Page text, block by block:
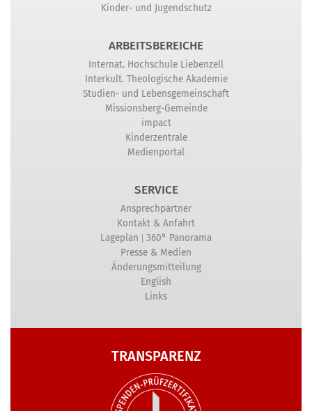
Kinder- und Jugendschutz
ARBEITSBEREICHE
Internat. Hochschule Liebenzell
Interkult. Theologische Akademie
Studien- und Lebensgemeinschaft
Missionsberg-Gemeinde
impact
Kinderzentrale
Medienportal
SERVICE
Ansprechpartner
Kontakt & Anfahrt
Lageplan | 360° Panorama
Presse & Medien
Änderungsmitteilung
English
Links
TRANSPARENZ